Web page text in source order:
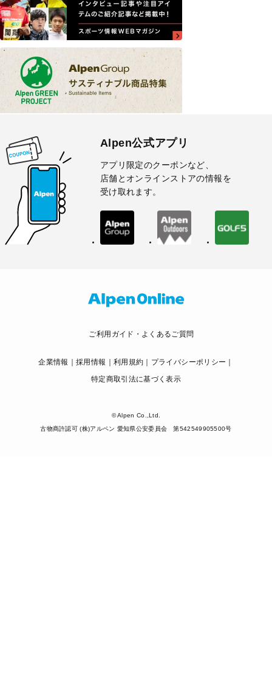
Alpen公式アプリ
アプリ限定のクーポンなど、
店舗とオンラインストアの情報を
受け取れます。
ご利用ガイド・よくあるご質問
企業情報 採用情報 利用規約
プライバシーポリシー
特定商取引法に基づく表示
© Alpen Co.,Ltd.
古物商許認可 (株)アルペン 愛知県公安委員会 第542549905500号